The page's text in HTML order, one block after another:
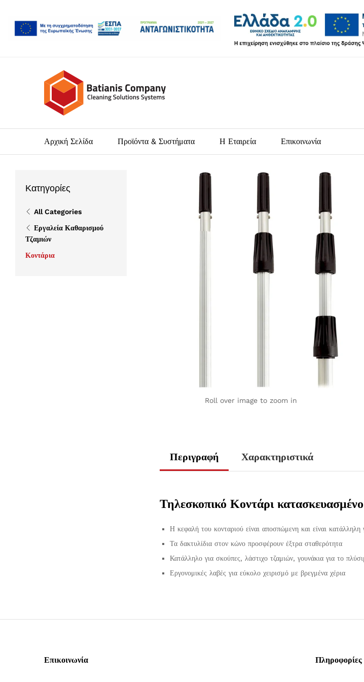
Αρχική Σελίδα Προϊόντα & Συστήματα Η Εταιρεία Επικοινωνία
Roll over image to zoom in
Περιγραφή Χαρακτηριστικά
Τηλεσκοπικό Κοντάρι
Η κεφαλή του κονταριού είναι αποσπώμενη και είναι
Τα δακτυλίδια στον κώνο προσφέρουν έξτρα σταθερότητα
Κατάλληλο για σκούπες, λάστιχο τζαμιών, γουνάκια για το
Εργονομικές λαβές για εύκολο χειρισμό με βρεγμένα χέρια
Κατηγορίες
All Categories
Εργαλεία Καθαρισμού
Τζαμιών
Κοντάρια
Επικοινωνία Πληροφορίες